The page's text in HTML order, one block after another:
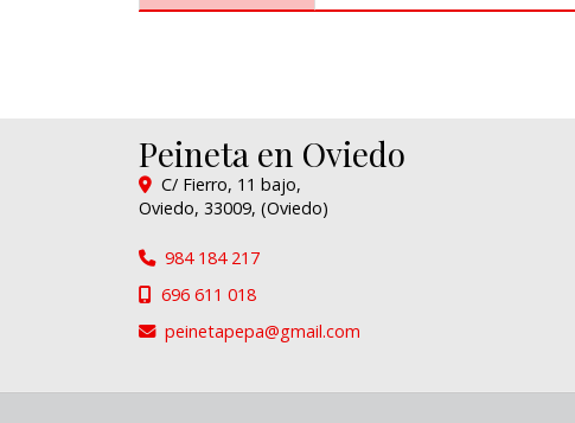
Peineta en Oviedo
C/ Fierro, 11 bajo,
Oviedo, 33009, (Oviedo)
984 184 217
696 611 018
peinetapepa
gmail.com